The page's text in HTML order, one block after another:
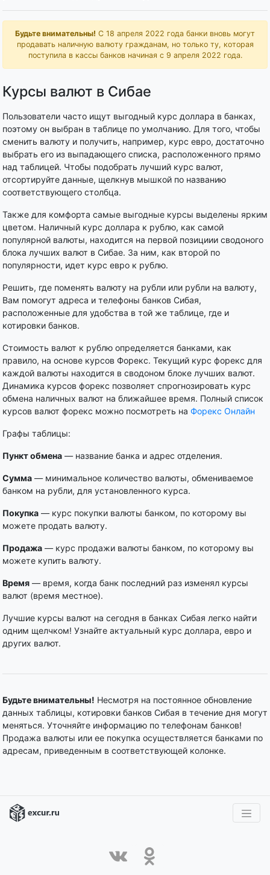
Будьте внимательны! С 18 апреля 2022 года банки вновь могут
продавать наличную валюту гражданам, но только ту, которая
поступила в кассы банков начиная с 9 апреля 2022 года.
Курсы валют в Сибае
Пользователи часто ищут выгодный курс доллара в банках,
поэтому он выбран в таблице по умолчанию. Для того, чтобы
сменить валюту и получить, например, курс евро, достаточно
выбрать его из выпадающего списка, расположенного прямо
над таблицей. Чтобы подобрать лучший курс валют,
отсортируйте данные, щелкнув мышкой по названию
соответствующего столбца.
Также для комфорта самые выгодные курсы выделены ярким
цветом. Наличный курс доллара к рублю, как самой
популярной валюты, находится на первой позициии сводоного
блока лучших валют в Сибае. За ним, как второй по
популярности, идет курс евро к рублю.
Решить, где поменять валюту на рубли или рубли на валюту,
Вам помогут адреса и телефоны банков Сибая,
расположенные для удобства в той же таблице, где и
котировки банков.
Стоимость валют к рублю определяется банками, как
правило, на основе курсов Форекс. Текущий курс форекс для
каждой валюты находится в сводоном блоке лучших валют.
Динамика курсов форекс позволяет спрогнозировать курс
обмена наличных валют на ближайшее время. Полный список
курсов валют форекс можно посмотреть на Форекс Онлайн
Графы таблицы:
Пункт обмена — название банка и адрес отделения.
Сумма — минимальное количество валюты, обмениваемое
банком на рубли, для установленного курса.
Покупка — курс покупки валюты банком, по которому вы
можете продать валюту.
Продажа — курс продажи валюты банком, по которому вы
можете купить валюту.
Время — время, когда банк последний раз изменял курсы
валют (время местное).
Лучшие курсы валют на сегодня в банках Сибая легко найти
одним щелчком! Узнайте актуальный курс доллара, евро и
других валют.
Будьте внимательны! Несмотря на постоянное обновление
данных таблицы, котировки банков Сибая в течение дня могут
меняться. Уточняйте информацию по телефонам банков!
Продажа валюты или ее покупка осуществляется банками по
адресам, приведенным в соответствующей колонке.